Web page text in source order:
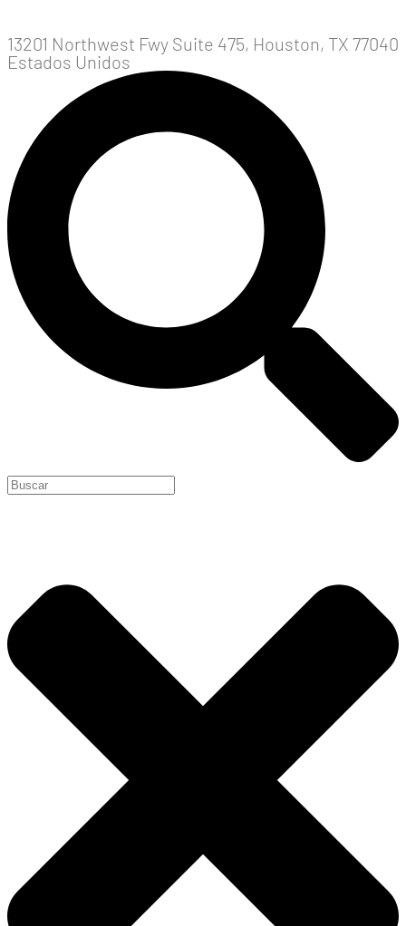
13201 Northwest Fwy Suite 475, Houston, TX 77040
Estados Unidos